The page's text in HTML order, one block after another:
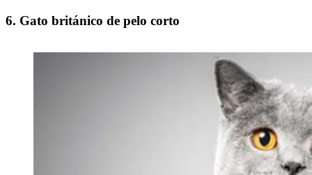
6. Gato británico de pelo corto